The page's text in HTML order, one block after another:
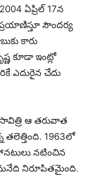
ఏప్రిల్ 17న
సౌంద‌ర్య
కారు
కూడా ఇంట్లో
ఎదురైన చేదు
ఆ త‌రువాత
త‌లెత్తింది. 1963లో
న‌టించిన
నిరూపిత‌మైంది.